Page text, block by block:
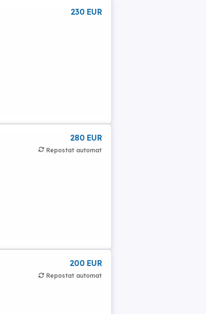
230 EUR
280 EUR
Repostat automat
200 EUR
Repostat automat